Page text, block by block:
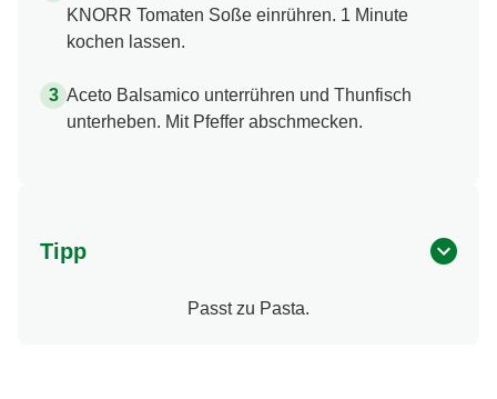
KNORR Tomaten Soße einrühren. 1 Minute
kochen lassen.
Aceto Balsamico unterrühren und Thunfisch
unterheben. Mit Pfeffer abschmecken.
Tipp
Passt zu Pasta.